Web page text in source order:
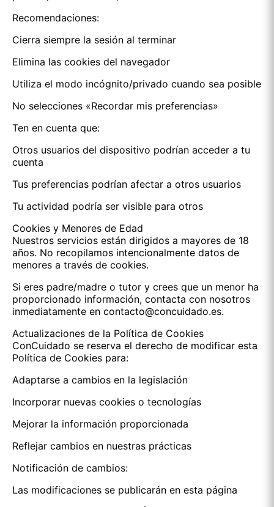
Recomendaciones:
Cierra siempre la sesión al terminar
Elimina las cookies del navegador
Utiliza el modo incógnito/privado cuando sea posible
No selecciones «Recordar mis preferencias»
Ten en cuenta que:
Otros usuarios del dispositivo podrían acceder a tu
cuenta
Tus preferencias podrían afectar a otros usuarios
Tu actividad podría ser visible para otros
Cookies y Menores de Edad
Nuestros servicios están dirigidos a mayores de 18
años. No recopilamos intencionalmente datos de
menores a través de cookies.
Si eres padre/madre o tutor y crees que un menor ha
proporcionado información, contacta con nosotros
inmediatamente en contacto@concuidado.es.
Actualizaciones de la Política de Cookies
ConCuidado se reserva el derecho de modificar esta
Política de Cookies para:
Adaptarse a cambios en la legislación
Incorporar nuevas cookies o tecnologías
Mejorar la información proporcionada
Reflejar cambios en nuestras prácticas
Notificación de cambios:
Las modificaciones se publicarán en esta página